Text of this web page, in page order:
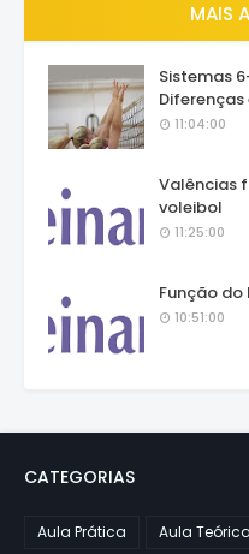
MAIS
Sistemas
Diferenças
11:04:00
Valências
voleibol
11:25:00
Função
10:51:00
CATEGORIAS
Aula Prática Aula Teórica